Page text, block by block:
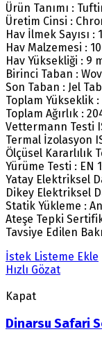
Ürün Tanımı :
Üretim Cinsi :
Hav İlmek Sayısı :
Hav Malzemesi :
Hav Yüksekliği : 9
Birinci Taban :
Son Taban : Jel
Toplam Yükseklik :
Toplam Ağırlık :
Vettermann Testi
Termal İzolasyon
Ölçüsel Kararlılık
Yürüme Testi : EN
Yatay Elektriksel
Dikey Elektriksel
Statik Yükleme :
Ateşe Tepki
Tavsiye Edilen
İstek Listeme Ekle
Hızlı Gözat
Kapat
Dinarsu Safari